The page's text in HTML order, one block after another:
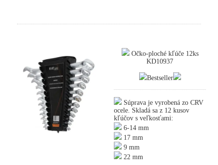
Očko-ploché kľúče 12ks
KD10937
Bestseller
Súprava je vyrobená zo CRV
ocele. Skladá sa z 12 kusov
kľúčov s veľkosťami:
6-14 mm
17 mm
9 mm
22 mm